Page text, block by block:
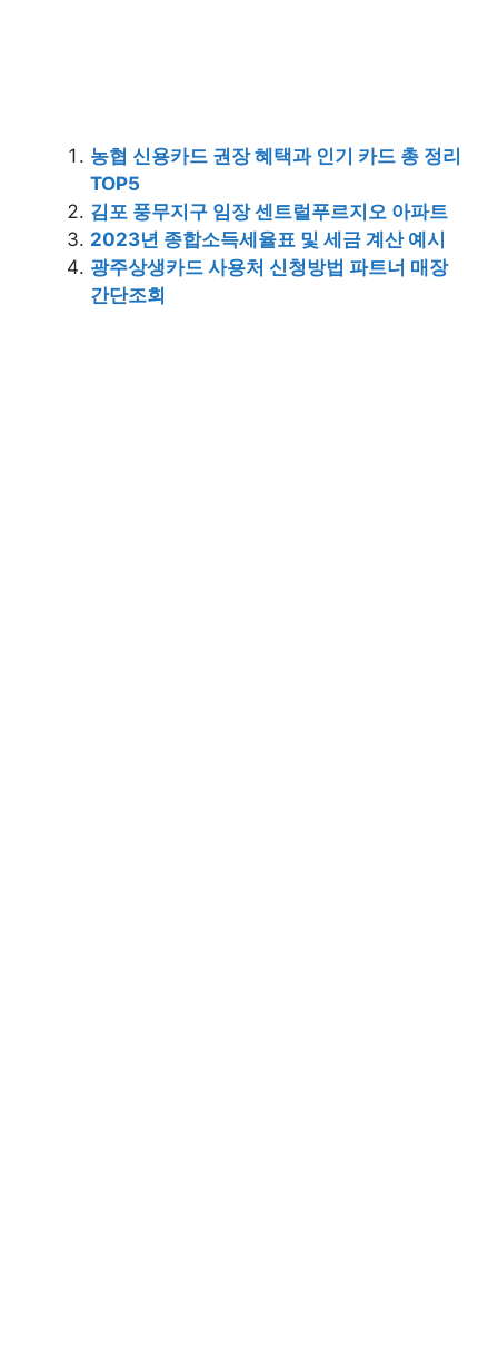
농협 신용카드 권장 혜택과 인기 카드 총 정리
TOP5
김포 풍무지구 임장 센트럴푸르지오 아파트
2023년 종합소득세율표 및 세금 계산 예시
광주상생카드 사용처 신청방법 파트너 매장
간단조회